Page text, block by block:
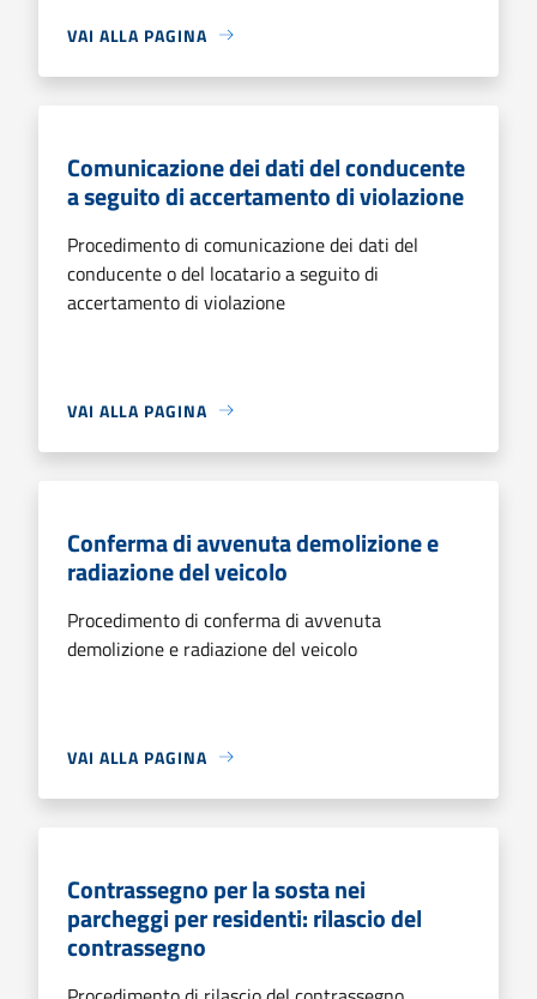
VAI ALLA PAGINA
Comunicazione dei dati del conducente
a seguito di accertamento di violazione
Procedimento di comunicazione dei dati del
conducente o del locatario a seguito di
accertamento di violazione
VAI ALLA PAGINA
Conferma di avvenuta demolizione e
radiazione del veicolo
Procedimento di conferma di avvenuta
demolizione e radiazione del veicolo
VAI ALLA PAGINA
Contrassegno per la sosta nei
parcheggi per residenti: rilascio del
contrassegno